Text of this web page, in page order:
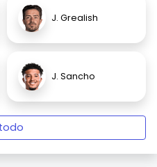
J. Grealish
J. Sancho